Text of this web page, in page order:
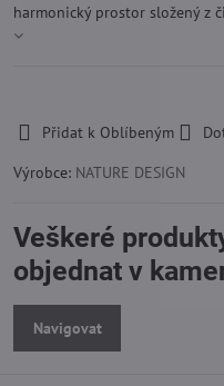
harmonický prostor složený z
Přidat k Oblíbeným
Výrobce: NATURE DESIGN
Veškeré
objednat v
Navigovat